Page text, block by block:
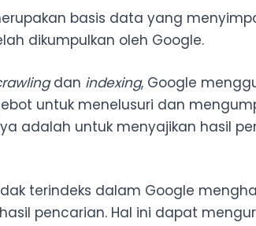
basis data yang
dikumpulkan oleh Google.
dan indexing, Google
untuk menelusuri dan
adalah untuk menyajikan hasil
terindeks dalam Google
pencarian. Hal ini dapat